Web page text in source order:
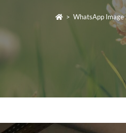
> WhatsApp